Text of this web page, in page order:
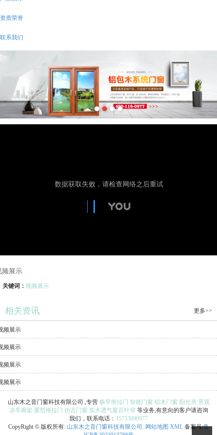
资质荣誉
联系我们
频展示
关键词： ​视频展示
相关资讯 更多>>
频展示
频展示
频展示
频展示
山东木之音门窗科技有限公司.,专营 极窄推拉门 智能门窗 铝木门窗 阳光房 景观
凉亭廊架 重型推拉门 仿古门窗 实木透气窗百叶帘等业务,有意向的客户请咨询
我们，联系电话： 15753690977
CopyRight © 版权所有: 山东木之音门窗科技有限公司. 网站地图 XML备案号:鲁